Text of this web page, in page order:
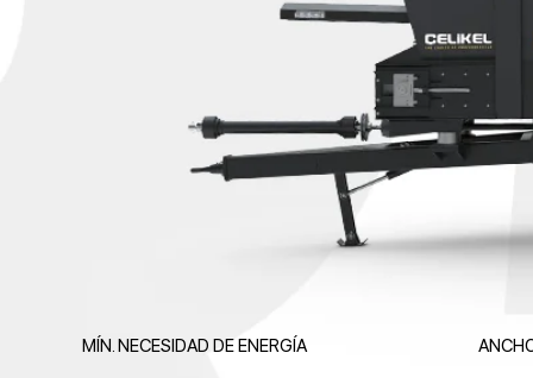
MÍN. NECESIDAD DE ENERGÍA